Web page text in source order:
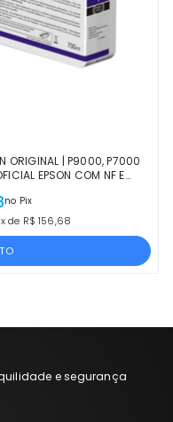
ORIGINAL | P9000, P7000
EPSON COM NF E
no Pix
de R$ 156,68
e segurança